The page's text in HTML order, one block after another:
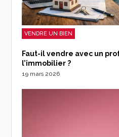
VENDRE UN BIEN
Faut-il vendre avec un
l’immobilier ?
19 mars 2026